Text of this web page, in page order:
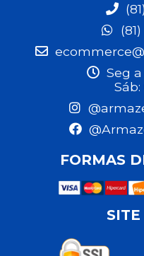
Seg a
Sáb:
FORMAS
SITE